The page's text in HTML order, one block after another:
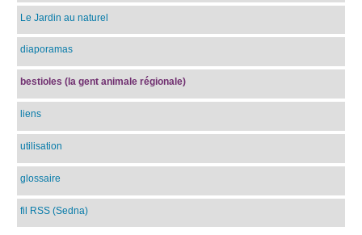
Le Jardin au naturel
diaporamas
bestioles (la gent animale régionale)
liens
utilisation
glossaire
fil RSS (Sedna)